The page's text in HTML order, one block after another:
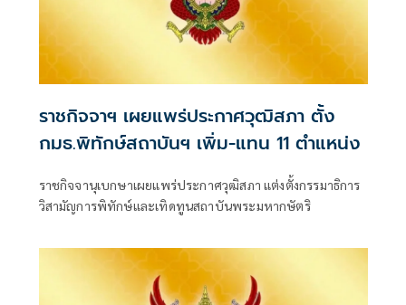
ราชกิจจาฯ เผยแพร่ประกาศวุฒิสภา ตั้ง
กมธ.พิทักษ์สถาบันฯ เพิ่ม-แทน 11 ตำแหน่ง
ราชกิจจานุเบกษาเผยแพร่ประกาศวุฒิสภา แต่งตั้งกรรมาธิการ
วิสามัญการพิทักษ์และเทิดทูนสถาบันพระมหากษัตริ